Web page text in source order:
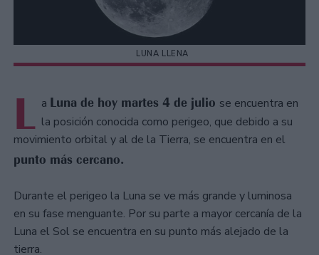
LUNA LLENA
L a Luna de hoy martes 4 de julio se encuentra en
la posición conocida como perigeo, que debido a su
movimiento orbital y al de la Tierra, se encuentra en el
punto más cercano.
Durante el perigeo la Luna se ve más grande y luminosa
en su fase menguante. Por su parte a mayor cercanía de la
Luna el Sol se encuentra en su punto más alejado de la
tierra.